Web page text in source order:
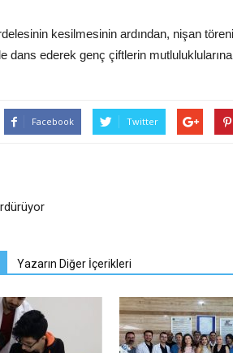
kesilmesinin ardından, nişan
dans ederek genç çiftlerin
Facebook Twitter
Yazarın Diğer İçerikleri